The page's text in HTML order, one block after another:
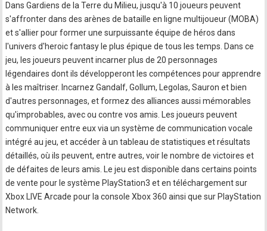
Dans Gardiens de la Terre du Milieu, jusqu'à 10 joueurs peuvent
s'affronter dans des arènes de bataille en ligne multijoueur (MOBA)
et s'allier pour former une surpuissante équipe de héros dans
l'univers d'heroic fantasy le plus épique de tous les temps. Dans ce
jeu, les joueurs peuvent incarner plus de 20 personnages
légendaires dont ils développeront les compétences pour apprendre
à les maîtriser. Incarnez Gandalf, Gollum, Legolas, Sauron et bien
d'autres personnages, et formez des alliances aussi mémorables
qu'improbables, avec ou contre vos amis. Les joueurs peuvent
communiquer entre eux via un système de communication vocale
intégré au jeu, et accéder à un tableau de statistiques et résultats
détaillés, où ils peuvent, entre autres, voir le nombre de victoires et
de défaites de leurs amis. Le jeu est disponible dans certains points
de vente pour le système PlayStation3 et en téléchargement sur
Xbox LIVE Arcade pour la console Xbox 360 ainsi que sur PlayStation
Network.